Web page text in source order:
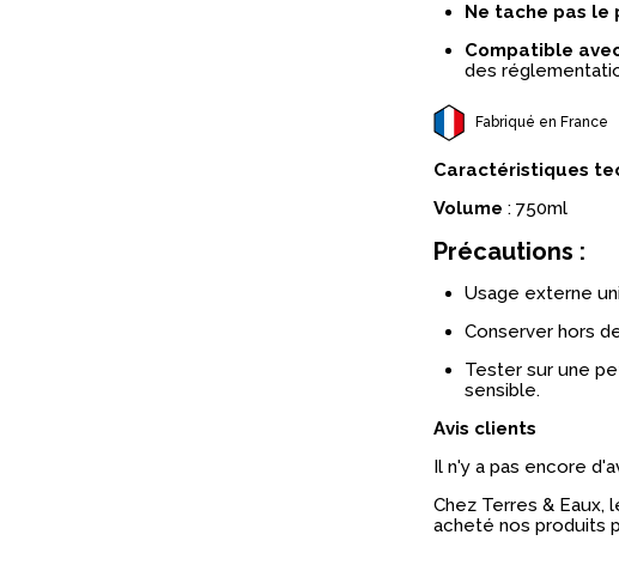
Ne tache pas le
Compatible
des
Fabriqué en France
Caractéristiques
Volume : 750ml
Précautions :
Usage externe
Conserver hors
Tester sur une
sensible.
Avis clients
Il n'y a pas encore
Chez Terres & Eaux,
acheté nos produits